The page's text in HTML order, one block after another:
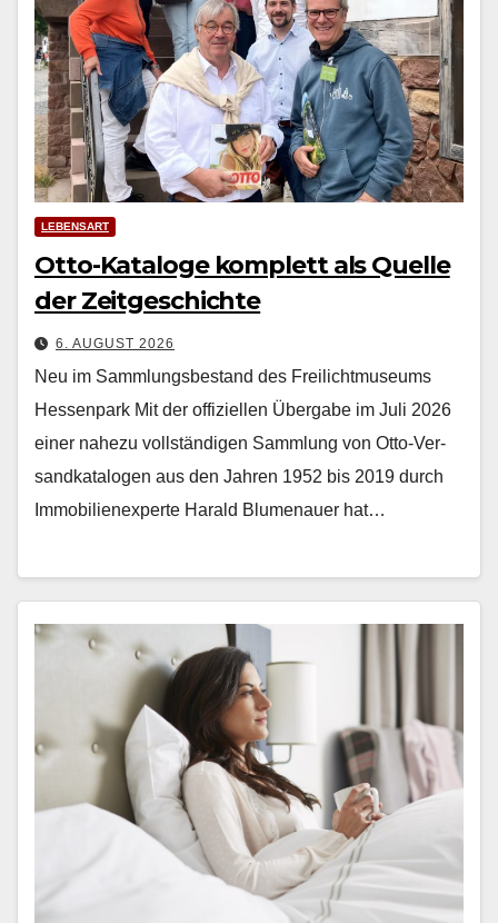
LEBENSART
Otto-Kataloge komplett als Quelle
der Zeitgeschichte
6. AUGUST 2026
Neu im Sammlungsbestand des Freilichtmuseums
Hessenpark Mit der offiziellen Über­gabe im Juli 2026
ein­er nahezu voll­ständi­gen Samm­lung von Otto-Ver­
sand­kat­a­lo­gen aus den Jahren 1952 bis 2019 durch
Immo­bilienex­perte Har­ald Blu­me­nauer hat…